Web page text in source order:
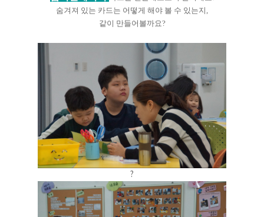
숨겨져 있는 카드는 어떻게 해야 볼 수 있는지,
같이 만들어볼까요?
?